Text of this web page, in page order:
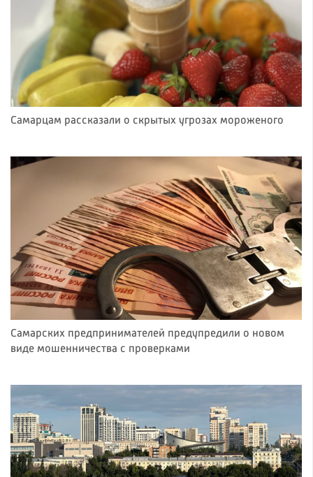
Самарцам рассказали о скрытых угрозах мороженого
Самарских предпринимателей предупредили о новом
виде мошенничества с проверками